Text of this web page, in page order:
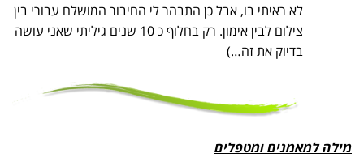
לא ראיתי בו, אבל כן התבהר לי החיבור המושלם עבורי בין
צילום לבין אימון. רק בחלוף כ 10 שנים גיליתי שאני עושה
בדיוק את זה…)
מילה למאמנים ומטפלים